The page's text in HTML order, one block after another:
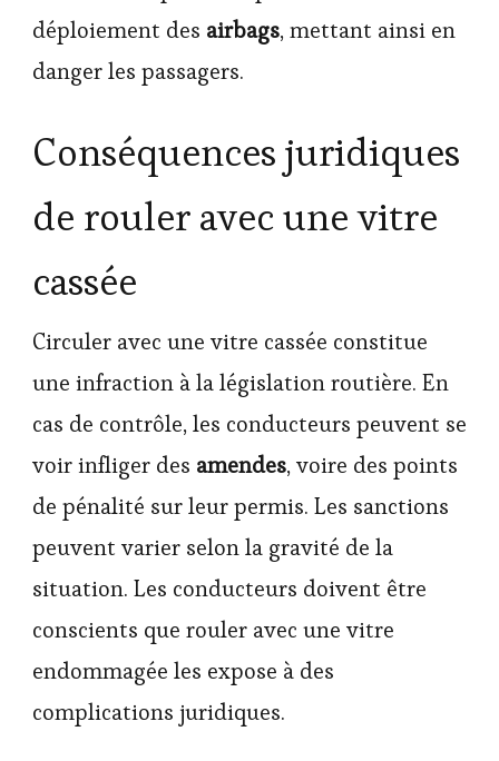
déploiement des airbags, mettant ainsi en
danger les passagers.
Conséquences juridiques
de rouler avec une vitre
cassée
Circuler avec une vitre cassée constitue
une infraction à la législation routière. En
cas de contrôle, les conducteurs peuvent se
voir infliger des amendes, voire des points
de pénalité sur leur permis. Les sanctions
peuvent varier selon la gravité de la
situation. Les conducteurs doivent être
conscients que rouler avec une vitre
endommagée les expose à des
complications juridiques.